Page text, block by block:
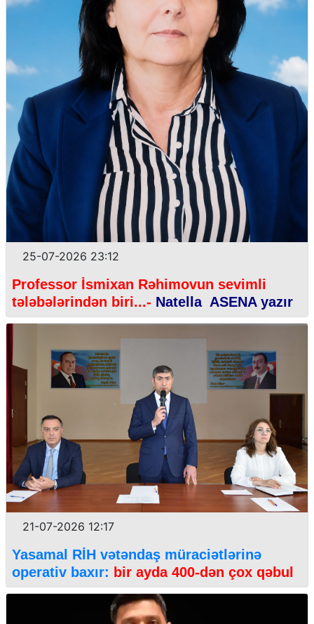
25-07-2026 23:12
Professor İsmixan Rəhimovun sevimli
tələbələrindən biri...- Natella ASENA yazır
21-07-2026 12:17
Yasamal RİH vətəndaş müraciətlərinə
operativ baxır: bir ayda 400-dən çox qəbul